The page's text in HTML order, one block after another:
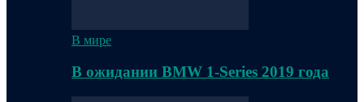
В мире
В ожидании BMW 1-Series 2019 года